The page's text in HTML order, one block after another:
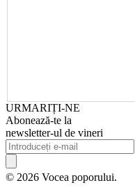
URMARIȚI-NE
Abonează-te la
newsletter-ul de vineri
© 2026 Vocea poporului.